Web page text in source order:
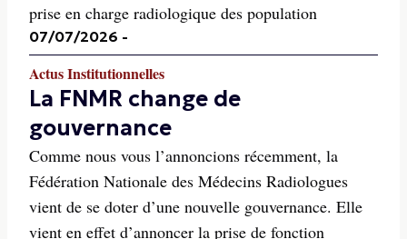
prise en charge radiologique des population
07/07/2026 -
Actus Institutionnelles
La FNMR change de
gouvernance
Comme nous vous l’annoncions récemment, la
Fédération Nationale des Médecins Radiologues
vient de se doter d’une nouvelle gouvernance. Elle
vient en effet d’annoncer la prise de fonction